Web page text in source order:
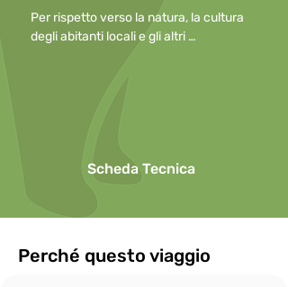
Per rispetto verso la natura, la cultura
degli abitanti locali e gli altri
Per questioni di sicurezza l’uso di
"lente" e per questo
Scheda Tecnica
Perché questo viaggio